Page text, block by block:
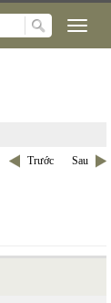
Trước Sau